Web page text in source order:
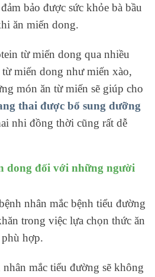
bảo được sức khỏe bà bầu
ăn miến dong.
từ miến dong qua nhiều
miến dong như miến xào,
món ăn từ miến sẽ giúp cho
thai được bổ sung dưỡng
nhi đồng thời cũng rất dễ
dong đối với những người
nhân mắc bệnh tiểu đường
trong việc lựa chọn thức ăn
hợp.
mắc tiểu đường sẽ không